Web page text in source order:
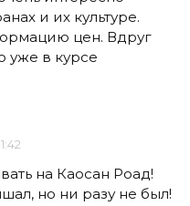
и их культуре.
цен. Вдруг
уже в курсе
на Каосан Роад!
но ни разу не был!